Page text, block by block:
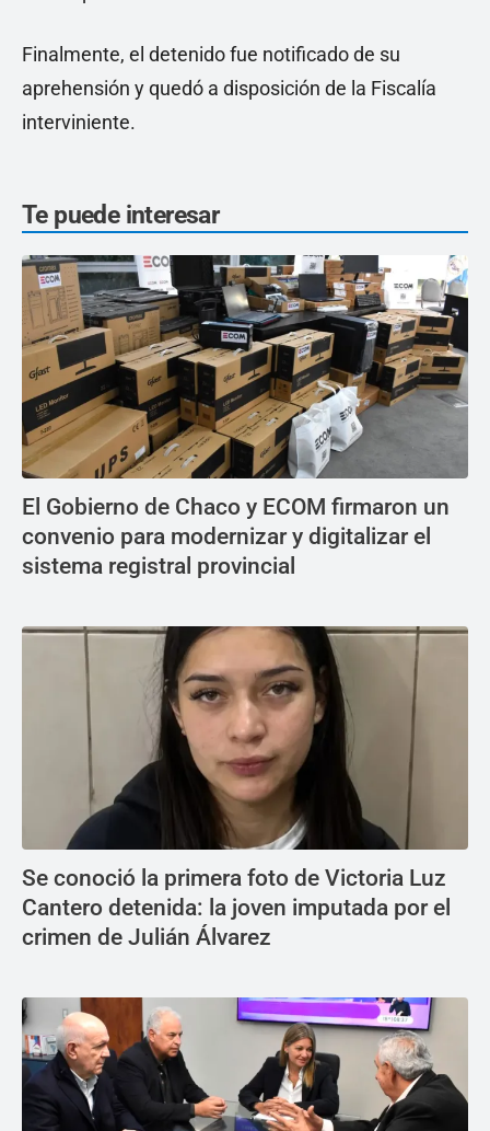
Finalmente, el detenido fue notificado de su
aprehensión y quedó a disposición de la Fiscalía
interviniente.
Te puede interesar
El Gobierno de Chaco y ECOM firmaron un
convenio para modernizar y digitalizar el
sistema registral provincial
Se conoció la primera foto de Victoria Luz
Cantero detenida: la joven imputada por el
crimen de Julián Álvarez